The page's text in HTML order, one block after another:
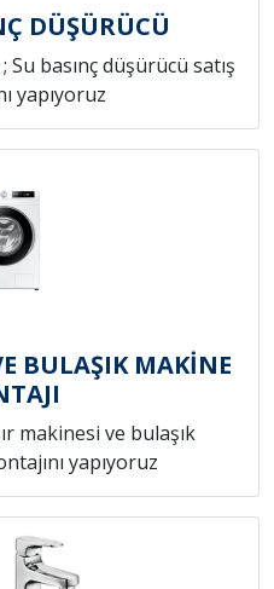
DÜŞÜRÜCÜ
basınç düşürücü satış
yapıyoruz
BULAŞIK MAKİNE
makinesi ve bulaşık
yapıyoruz